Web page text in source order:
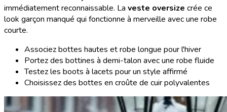
immédiatement reconnaissable. La veste oversize crée ce
look garçon manqué qui fonctionne à merveille avec une robe
courte.
Associez bottes hautes et robe longue pour l'hiver
Portez des bottines à demi-talon avec une robe fluide
Testez les boots à lacets pour un style affirmé
Choisissez des bottes en croûte de cuir polyvalentes